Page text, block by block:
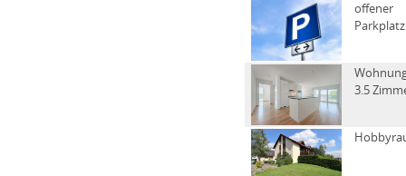
offener
Parkplatz
3.5